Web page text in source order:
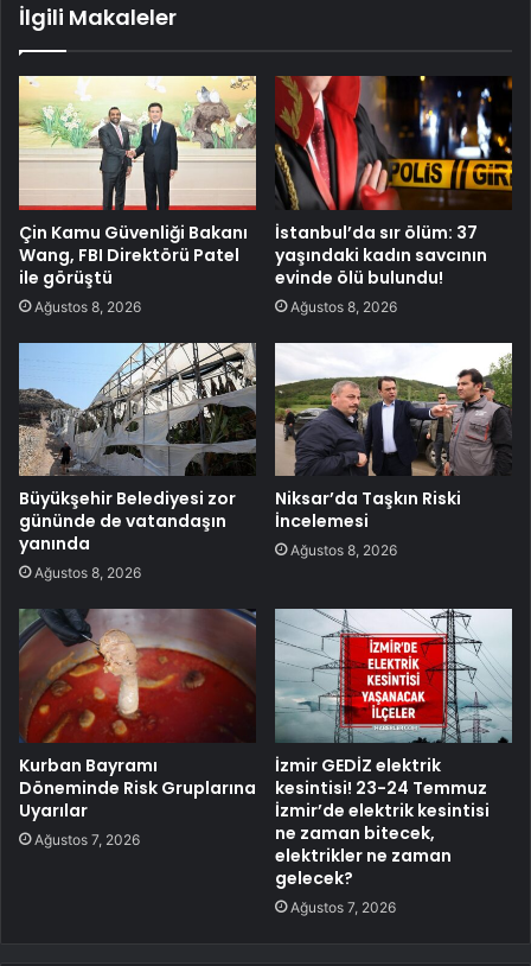
İlgili Makaleler
Çin Kamu Güvenliği Bakanı
Wang, FBI Direktörü Patel
ile görüştü
Ağustos 8, 2026
İstanbul’da sır ölüm: 37
yaşındaki kadın savcının
evinde ölü bulundu!
Ağustos 8, 2026
Büyükşehir Belediyesi zor
gününde de vatandaşın
yanında
Ağustos 8, 2026
Niksar’da Taşkın Riski
İncelemesi
Ağustos 8, 2026
Kurban Bayramı
Döneminde Risk Gruplarına
Uyarılar
Ağustos 7, 2026
İzmir GEDİZ elektrik
kesintisi! 23-24 Temmuz
İzmir’de elektrik kesintisi
ne zaman bitecek,
elektrikler ne zaman
gelecek?
Ağustos 7, 2026